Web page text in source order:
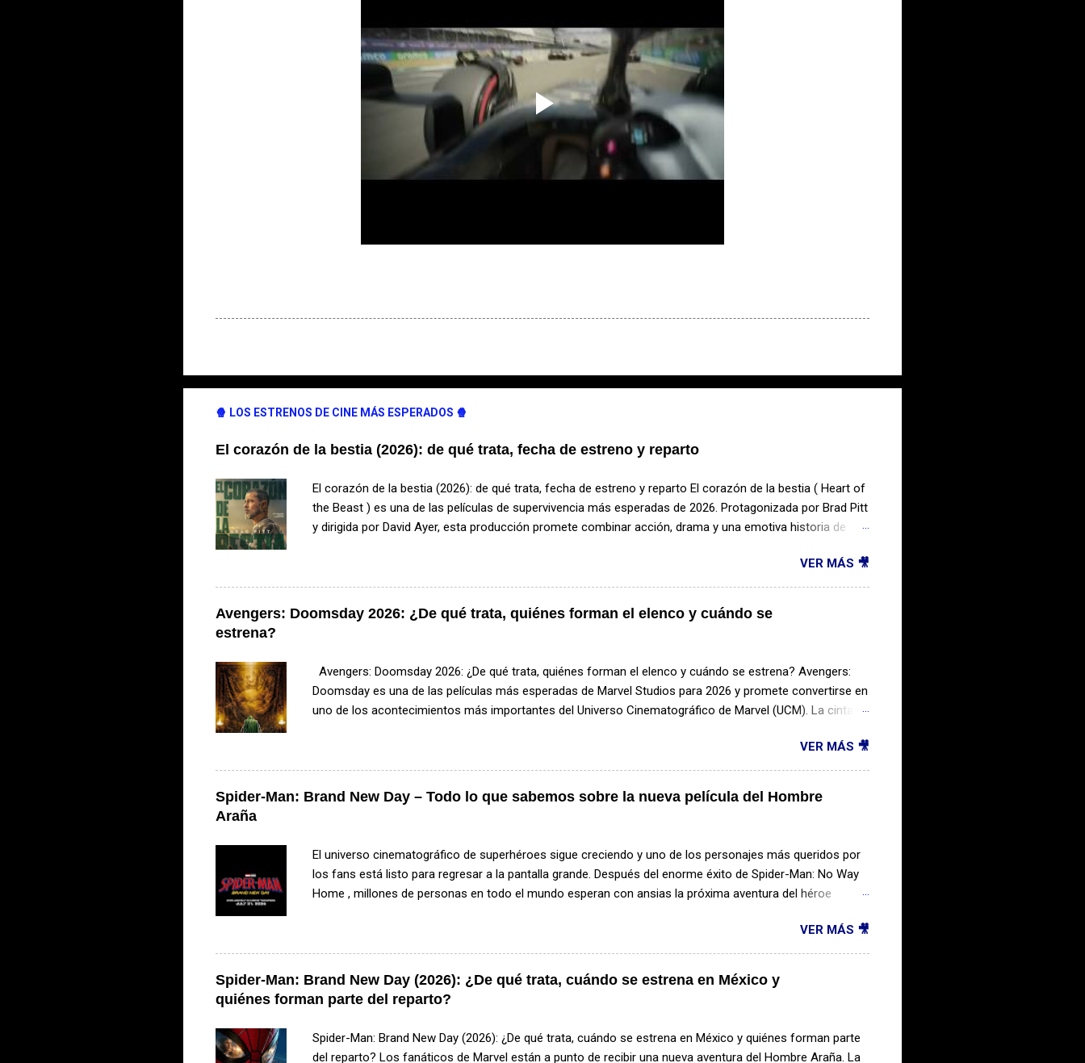
🍿 LOS ESTRENOS DE CINE MÁS ESPERADOS 🍿
El corazón de la bestia (2026): de qué trata, fecha de estreno y reparto
El corazón de la bestia (2026): de qué trata, fecha de estreno y reparto El corazón de la bestia ( Heart of
the Beast ) es una de las películas de supervivencia más esperadas de 2026. Protagonizada por Brad Pitt
y dirigida por David Ayer, esta producción promete combinar acción, drama y una emotiva historia de
bestia? La historia sigue a James Belmont , un veterano de las Fuerzas Especiales que sobrevive a un
accidente de avioneta en una remota región de Alaska. Lejos de cualquier ayuda y enfrentando
temperaturas extremas, deberá utilizar toda su experiencia para mantenerse con vida. Su único
compañero será Odin , un perro militar que también logra sobrevivir al accidente. Juntos recorrerán un
VER MÁS 🎥
Avengers: Doomsday 2026: ¿De qué trata, quiénes forman el elenco y cuándo se
estrena?
Avengers: Doomsday 2026: ¿De qué trata, quiénes forman el elenco y cuándo se estrena? Avengers:
Doomsday es una de las películas más esperadas de Marvel Studios para 2026 y promete convertirse en
uno de los acontecimientos más importantes del Universo Cinematográfico de Marvel (UCM). La cinta
figuras del universo Marvel, además de introducir una nueva versión de uno de sus villanos más
poderosos. ¿De qué trata Avengers: Doomsday? Aunque Marvel Studios mantiene en secreto buena
parte de la historia, se sabe que la película girará alrededor de una amenaza de enormes proporciones
que pondrá en peligro a diferentes universos. De acuerdo con la información oficial, héroes provenientes
VER MÁS 🎥
Spider-Man: Brand New Day – Todo lo que sabemos sobre la nueva película del Hombre
Araña
El universo cinematográfico de superhéroes sigue creciendo y uno de los personajes más queridos por
los fans está listo para regresar a la pantalla grande. Después del enorme éxito de Spider-Man: No Way
Home , millones de personas en todo el mundo esperan con ansias la próxima aventura del héroe
completamente diferente para el personaje y podría marcar el inicio de una nueva trilogía. En este
artículo te contamos todo lo que se sabe hasta ahora: fecha de estreno, posibles villanos, el rumbo de
la historia y por qué esta película podría convertirse en uno de los mayores éxitos de taquilla de los
próximos años. El regreso de Spider-Man después de No Way Home La última vez que vimos a Peter
Parker en el cine fue en la exitosa película Spider-Man: No Way Home , un evento cinematográfico que
VER MÁS 🎥
Spider-Man: Brand New Day (2026): ¿De qué trata, cuándo se estrena en México y
quiénes forman parte del reparto?
Spider-Man: Brand New Day (2026): ¿De qué trata, cuándo se estrena en México y quiénes forman parte
del reparto? Los fanáticos de Marvel están a punto de recibir una nueva aventura del Hombre Araña. La